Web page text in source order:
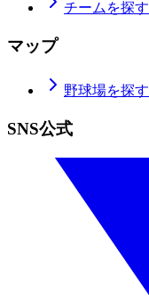
チームを探す
マップ
野球場を探す
SNS公式